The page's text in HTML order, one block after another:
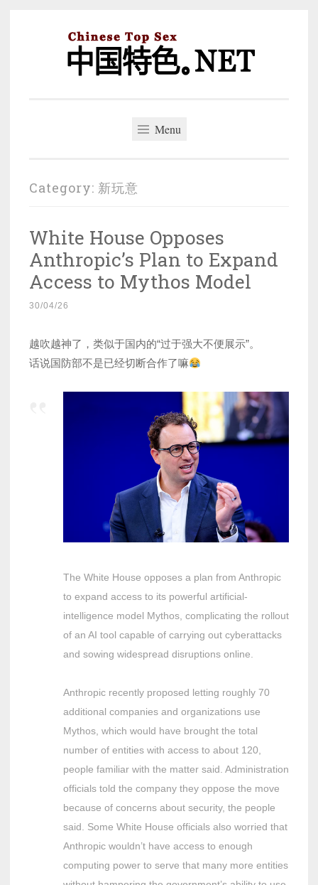
Menu
Category: 新玩意
White House Opposes
Anthropic’s Plan to Expand
Access to Mythos Model
30/04/26
越吹越神了，类似于国内的“过于强大不便展示”。
话说国防部不是已经切断合作了嘛
The White House opposes a plan from Anthropic
to expand access to its powerful artificial-
intelligence model Mythos, complicating the rollout
of an AI tool capable of carrying out cyberattacks
and sowing widespread disruptions online.
Anthropic recently proposed letting roughly 70
additional companies and organizations use
Mythos, which would have brought the total
number of entities with access to about 120,
people familiar with the matter said. Administration
officials told the company they oppose the move
because of concerns about security, the people
said. Some White House officials also worried that
Anthropic wouldn’t have access to enough
computing power to serve that many more entities